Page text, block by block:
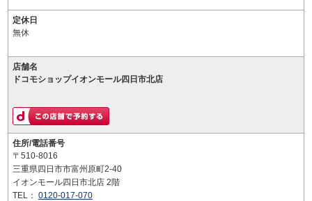
定休日
無休
店舗名
ドコモショップイオンモール四日市北店
住所/電話番号
〒510-8016
三重県四日市市富州原町2-40
イオンモール四日市北店 2階
TEL： 0120-017-070